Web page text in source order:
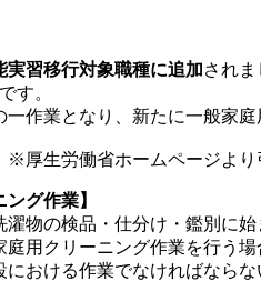
習移行対象職種に追加されま
す。
作業となり、新たに一般家
※厚生労働省ホームページより
グ作業】
物の検品・仕分け・鑑別に
庭用クリーニング作業を行う
おける作業でなければならな